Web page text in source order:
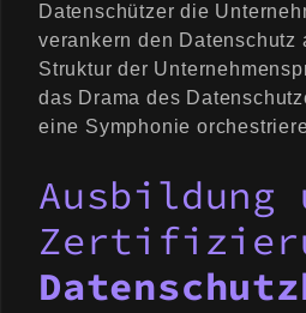
Datenschützer die
verankern den Datenschutz
Struktur der
das Drama des
eine Symphonie
Ausbildung